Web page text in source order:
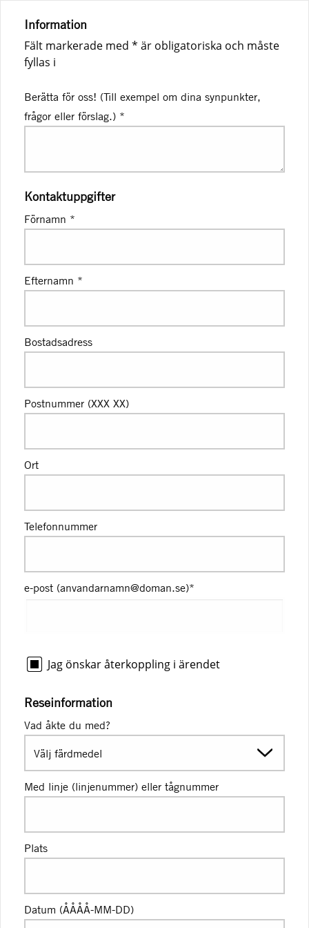
Information
Fält markerade med * är obligatoriska och måste
fyllas i
Berätta för oss! (Till exempel om dina synpunkter,
frågor eller förslag.) *
Kontaktuppgifter
Förnamn *
Efternamn *
Bostadsadress
Postnummer (XXX XX)
Ort
Telefonnummer
e-post (anvandarnamn@doman.se)*
Jag önskar återkoppling i ärendet
Reseinformation
Vad åkte du med?
Med linje (linjenummer) eller tågnummer
Plats
Datum (ÅÅÅÅ-MM-DD)